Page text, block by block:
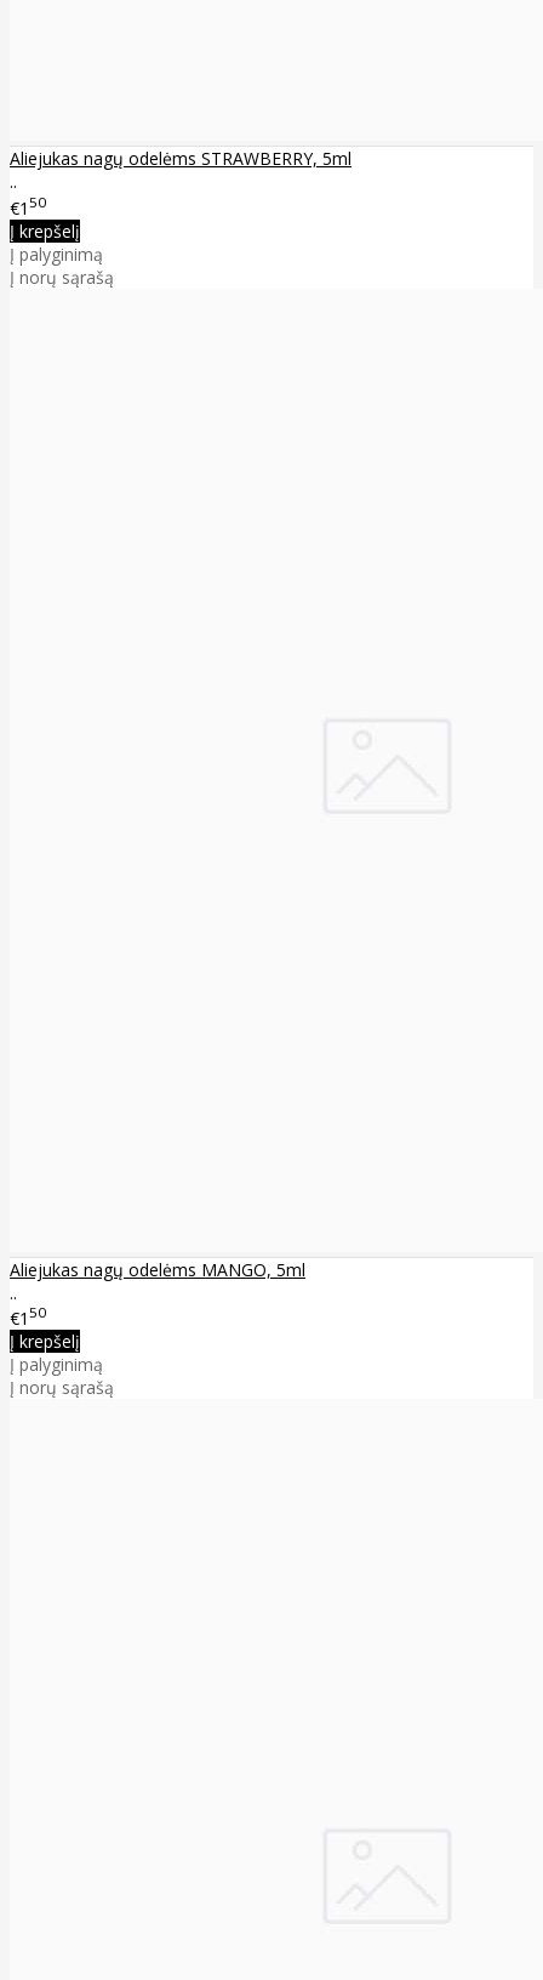
Aliejukas nagų odelėms STRAWBERRY, 5ml
..
€1 50
Į krepšelį
Į palyginimą
Į norų sąrašą
Aliejukas nagų odelėms MANGO, 5ml
..
€1 50
Į krepšelį
Į palyginimą
Į norų sąrašą